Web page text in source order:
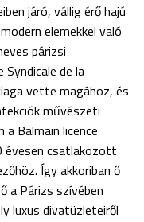
járó, vállig érő hajú
elemekkel való
párizsi
Syndicale de la
vette magához, és
művészeti
Balmain licence
évesen csatlakozott
Így akkoriban ő
a Párizs szívében
luxus divatüzleteiről